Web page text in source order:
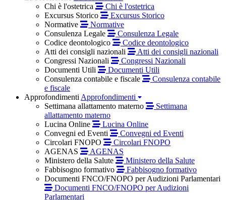
Chi è l'ostetrica
Chi è l'ostetrica
Excursus Storico
Excursus Storico
Normative
Normative
Consulenza Legale
Consulenza Legale
Codice deontologico
Codice deontologico
Atti dei consigli nazionali
Atti dei consigli nazionali
Congressi Nazionali
Congressi Nazionali
Documenti Utili
Documenti Utili
Consulenza contabile e fiscale
Consulenza contabile
e fiscale
Approfondimenti Approfondimenti
Settimana allattamento materno
Settimana
allattamento materno
Lucina Online
Lucina Online
Convegni ed Eventi
Convegni ed Eventi
Circolari FNOPO
Circolari FNOPO
AGENAS
AGENAS
Ministero della Salute
Ministero della Salute
Fabbisogno formativo
Fabbisogno formativo
Documenti FNCO/FNOPO per Audizioni Parlamentari
Documenti FNCO/FNOPO per Audizioni
Parlamentari